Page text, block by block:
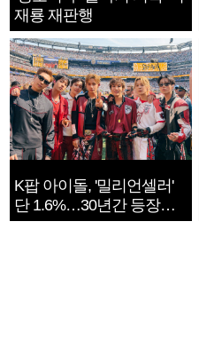
재룡 재판행
K팝 아이돌, '밀리언셀러'
단 1.6%…30년간 등장
1182개팀 전수조사